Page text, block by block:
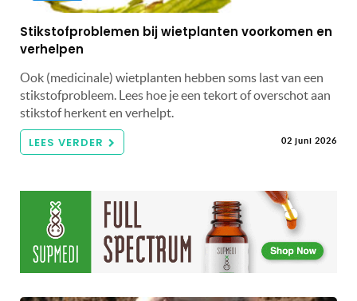
Stikstofproblemen bij wietplanten voorkomen en
verhelpen
Ook (medicinale) wietplanten hebben soms last van een
stikstofprobleem. Lees hoe je een tekort of overschot aan
stikstof herkent en verhelpt.
LEES VERDER 02 juni 2026